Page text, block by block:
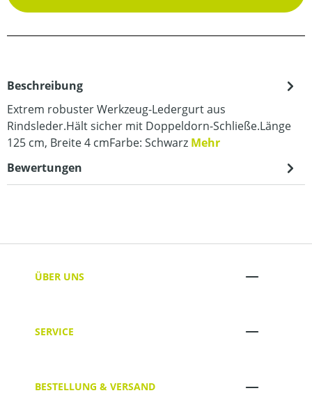
Beschreibung
Extrem robuster Werkzeug-Ledergurt aus
Rindsleder.Hält sicher mit Doppeldorn-Schließe.Länge
125 cm, Breite 4 cmFarbe: Schwarz Mehr
Bewertungen
ÜBER UNS
SERVICE
BESTELLUNG & VERSAND